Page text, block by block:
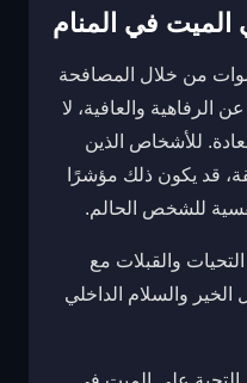
الميت في المنام
من خلال المصافحة
الرفاهية والعافية، لا
للأشخاص الذين
قد يكون ذلك مؤشرًا
للشخص الحالم.
والقبلات مع
والسلام الداخلي